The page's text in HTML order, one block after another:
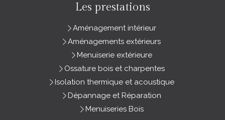
Les prestations
Aménagement intérieur
Aménagements extérieurs
Menuiserie extérieure
Ossature bois et charpentes
Isolation thermique et acoustique
Dépannage et Réparation
Menuiseries Bois